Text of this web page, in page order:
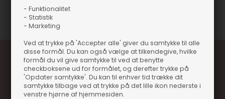
- Funktionalitet
- Statistik
- Marketing
Ved at trykke på 'Accepter alle' giver du samtykke til alle
disse formål. Du kan også vælge at tilkendegive, hvilke
formål du vil give samtykke til ved at benytte
checkboksene ud for formålet, og derefter trykke på
'Opdater samtykke'. Du kan til enhver tid trække dit
samtykke tilbage ved at trykke på det lille ikon nederste i
venstre hjørne af hjemmesiden.
Varenummer